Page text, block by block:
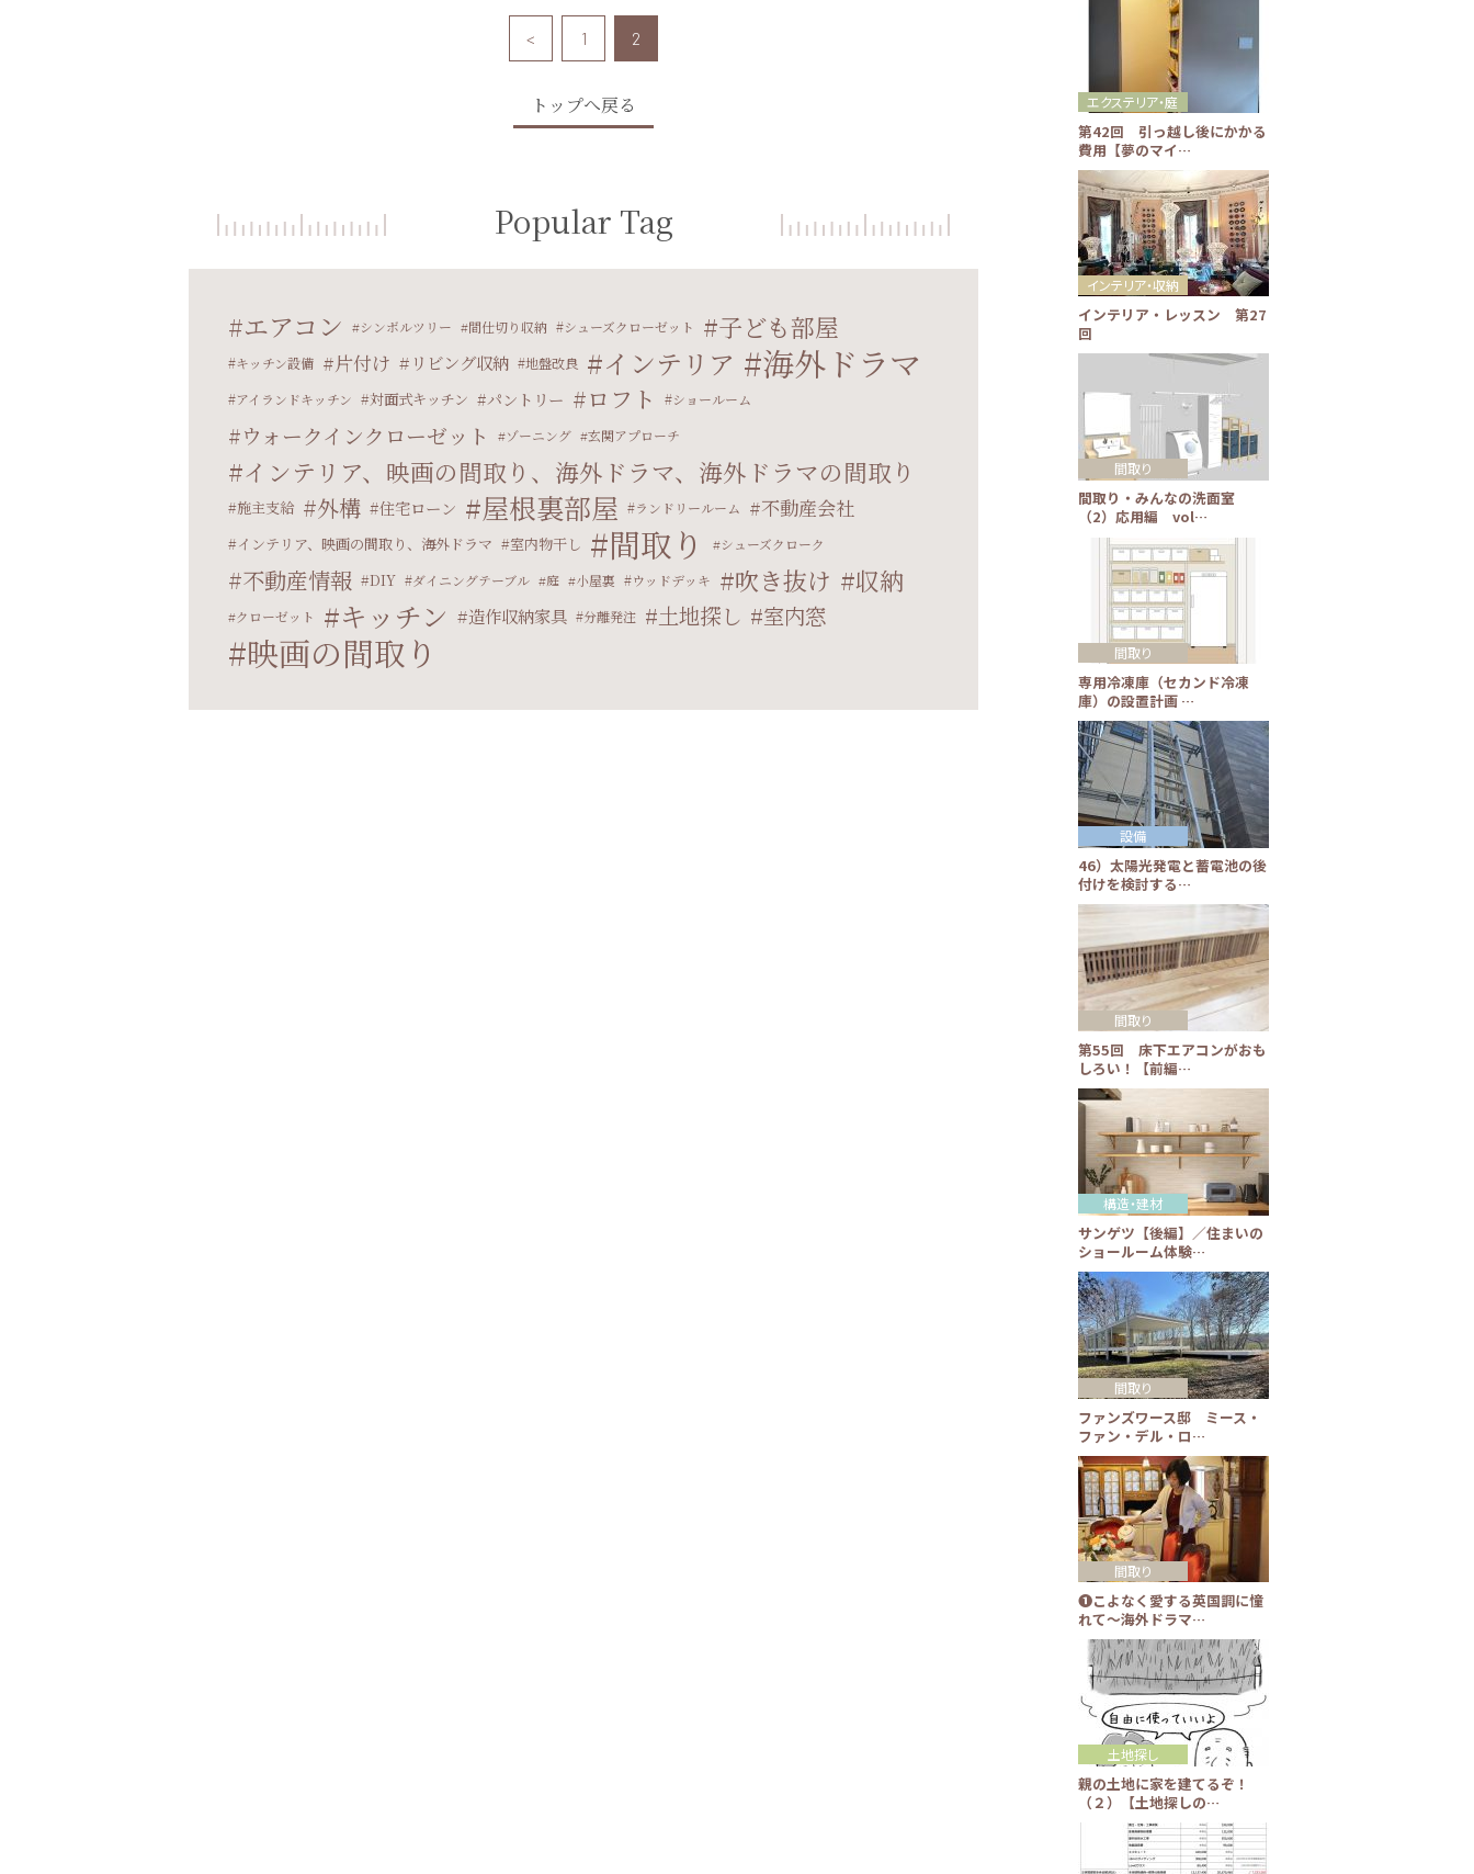
< 1 2
トップへ戻る
Popular Tag
エアコン シンボルツリー 間仕切り収納 シューズクローゼット 子ども部屋
キッチン設備 片付け リビング収納 地盤改良 インテリア 海外ドラマ
アイランドキッチン 対面式キッチン パントリー ロフト ショールーム
ウォークインクローゼット ゾーニング 玄関アプローチ
インテリア、映画の間取り、海外ドラマ、海外ドラマの間取り
施主支給 外構 住宅ローン 屋根裏部屋 ランドリールーム 不動産会社
インテリア、映画の間取り、海外ドラマ 室内物干し 間取り シューズクローク
不動産情報 DIY ダイニングテーブル 庭 小屋裏 ウッドデッキ 吹き抜け 収納
クローゼット キッチン 造作収納家具 分離発注 土地探し 室内窓
映画の間取り
第42回 引っ越し後にかかる
費用【夢のマイ…
エクステリア・庭
インテリア・レッスン 第27
回
インテリア・収納
間取り・みんなの洗面室
（2）応用編 vol…
間取り
専用冷凍庫（セカンド冷凍
庫）の設置計画 …
間取り
46）太陽光発電と蓄電池の後
付けを検討する…
設備
第55回 床下エアコンがおも
しろい！【前編…
間取り
サンゲツ【後編】／住まいの
ショールーム体験…
構造・建材
ファンズワース邸 ミース・
ファン・デル・ロ…
間取り
❶こよなく愛する英国調に憧
れて～海外ドラマ…
間取り
親の土地に家を建てるぞ！
（２）【土地探しの…
土地探し